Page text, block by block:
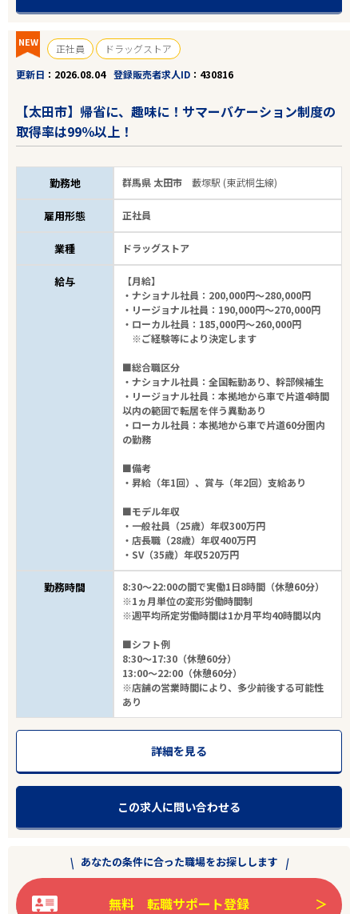
NEW 正社員
ドラッグストア
更新日
2026.08.04 登録販売者求人ID 430816
【太田市】帰省に、趣味に！サマーバケーション制度の
取得率は99％以上！
勤務地 群馬県 太田市藪塚駅 (東武桐生線)
雇用形態 正社員
業種 ドラッグストア
給与
【月給】
・ナショナル社員：200,000円～280,000円
・リージョナル社員：190,000円～270,000円
・ローカル社員：185,000円～260,000円
※ご経験等により決定します
■総合職区分
・ナショナル社員：全国転勤あり、幹部候補生
・リージョナル社員：本拠地から車で片道4時間
以内の範囲で転居を伴う異動あり
・ローカル社員：本拠地から車で片道60分圏内
の勤務
■備考
・昇給（年1回）、賞与（年2回）支給あり
■モデル年収
・一般社員（25歳）年収300万円
・店長職（28歳）年収400万円
・SV（35歳）年収520万円
勤務時間
8:30～22:00の間で実働1日8時間（休憩60分）
※1ヵ月単位の変形労働時間制
※週平均所定労働時間は1か月平均40時間以内
■シフト例
8:30～17:30（休憩60分）
13:00～22:00（休憩60分）
※店舗の営業時間により、多少前後する可能性
あり
詳細を見る
この求人に問い合わせる
あなたの条件に合った職場をお探しします
無料 転職サポート登録